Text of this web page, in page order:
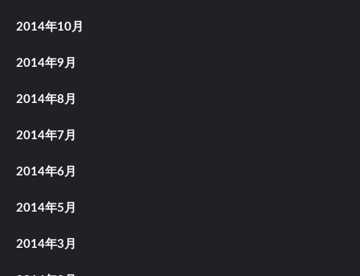
2014年10月
2014年9月
2014年8月
2014年7月
2014年6月
2014年5月
2014年3月